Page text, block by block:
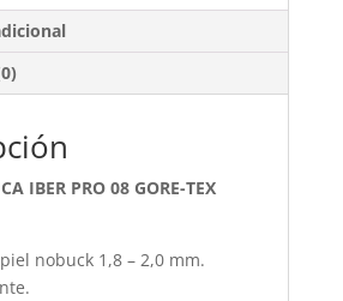
IBER PRO 08 GORE-TEX
nobuck 1,8 – 2,0 mm.